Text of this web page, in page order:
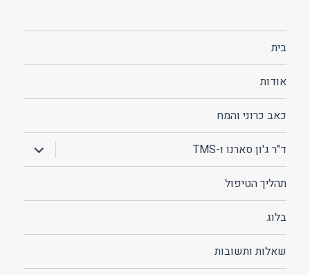
בית
אודות
כאב כרוני והמח
ד"ר ג'ון סארנו ו-TMS הצג
תפריט
תהליך הטיפול
בלוג
שאלות ותשובות